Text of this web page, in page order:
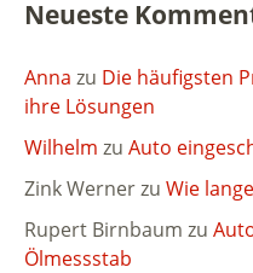
Neueste
Anna zu Die häufigsten
ihre Lösungen
Wilhelm zu Auto
Zink Wernerzu Wie
Rupert Birnbaum zu
Ölmessstab